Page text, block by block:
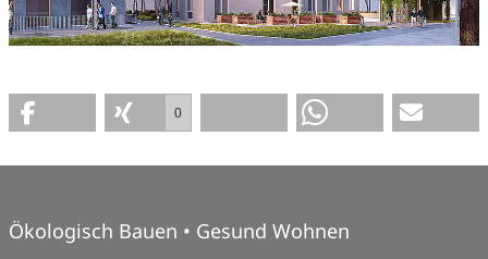
0
Ökologisch Bauen • Gesund Wohnen